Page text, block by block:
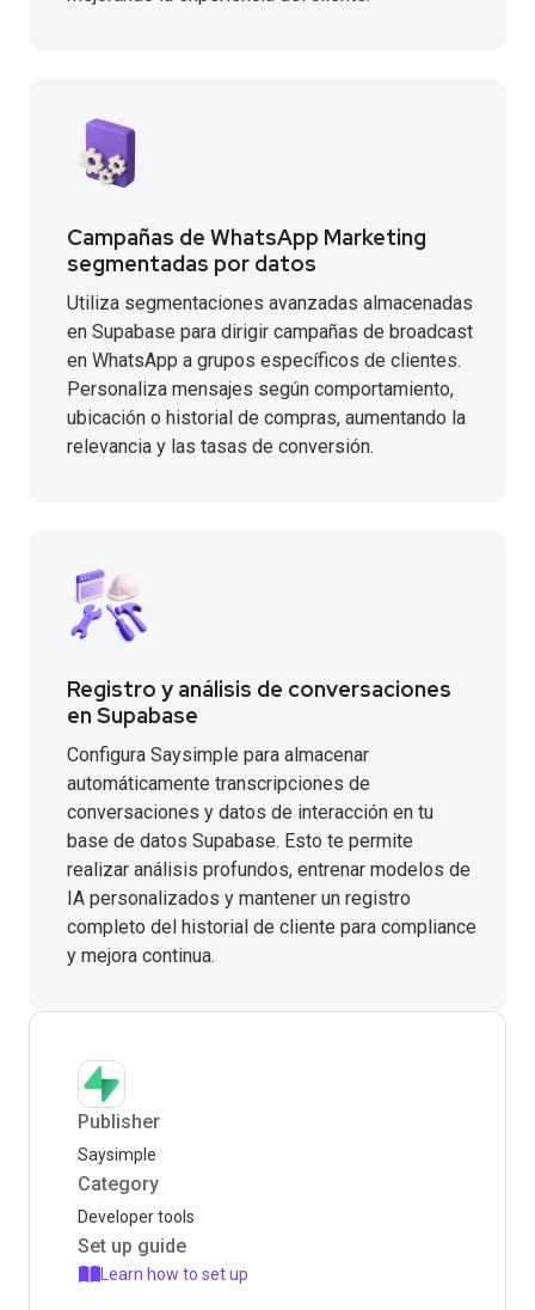
Campañas de WhatsApp Marketing
segmentadas por datos
Utiliza segmentaciones avanzadas almacenadas
en Supabase para dirigir campañas de broadcast
en WhatsApp a grupos específicos de clientes.
Personaliza mensajes según comportamiento,
ubicación o historial de compras, aumentando la
relevancia y las tasas de conversión.
Registro y análisis de conversaciones
en Supabase
Configura Saysimple para almacenar
automáticamente transcripciones de
conversaciones y datos de interacción en tu
base de datos Supabase. Esto te permite
realizar análisis profundos, entrenar modelos de
IA personalizados y mantener un registro
completo del historial de cliente para compliance
y mejora continua.
Publisher
Saysimple
Category
Developer tools
Set up guide
Learn how to set up